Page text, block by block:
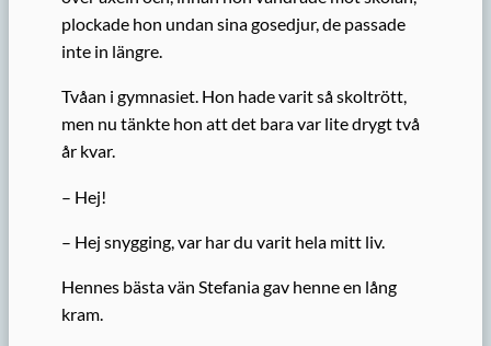
plockade hon undan sina gosedjur, de passade
inte in längre.
Tvåan i gymnasiet. Hon hade varit så skoltrött,
men nu tänkte hon att det bara var lite drygt två
år kvar.
– Hej!
– Hej snygging, var har du varit hela mitt liv.
Hennes bästa vän Stefania gav henne en lång
kram.